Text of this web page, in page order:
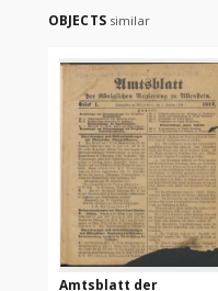
OBJECTS similar
Amtsblatt der